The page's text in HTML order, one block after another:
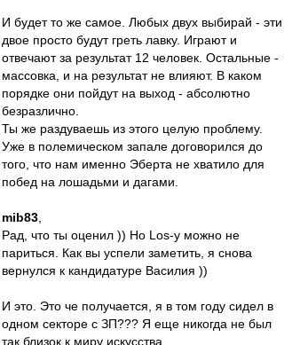
И будет то же самое. Любых двух выбирай - эти
двое просто будут греть лавку. Играют и
отвечают за результат 12 человек. Остальные -
массовка, и на результат не влияют. В каком
порядке они пойдут на выход - абсолютно
безразлично.
Ты же раздуваешь из этого целую проблему.
Уже в полемическом запале договорился до
того, что нам именно Эберта не хватило для
побед на лошадьми и дагами.
mib83
Рад, что ты оценил )) Но Los-у можно не
париться. Как вы успели заметить, я снова
вернулся к кандидатуре Василия ))
И это. Это че получается, я в том году сидел в
одном секторе с ЗП??? Я еще никогда не был
так близок к миру искусства...